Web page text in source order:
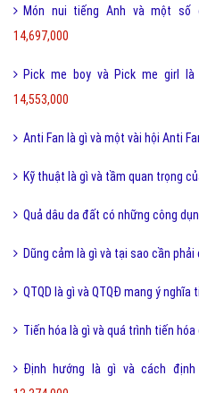
Món nui tiếng Anh và một số
14,697,000
Pick me boy và Pick me girl
14,553,000
Anti Fan là gì và một vài hội Anti
Kỹ thuật là gì và tầm quan trọng
Quả dâu da đất có những công
Dũng cảm là gì và tại sao cần phải
QTQD là gì và QTQĐ mang ý nghĩa
Tiến hóa là gì và quá trình tiến
Định hướng là gì và cách định